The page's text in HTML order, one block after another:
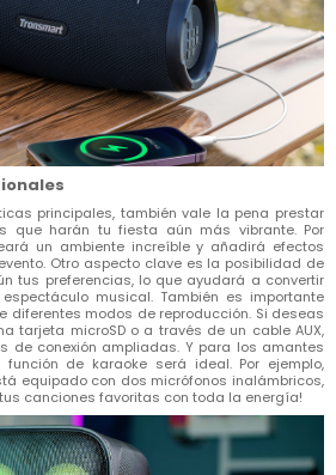
principales, también vale la pena prestar
que harán tu fiesta aún más vibrante. Por
un ambiente increíble y añadirá efectos
Otro aspecto clave es la posibilidad de
tus preferencias, lo que ayudará a convertir
musical. También es importante
diferentes modos de reproducción. Si deseas
tarjeta microSD o a través de un cable AUX,
de conexión ampliadas. Y para los amantes
de karaoke será ideal. Por ejemplo,
equipado con dos micrófonos inalámbricos,
canciones favoritas con toda la energía!